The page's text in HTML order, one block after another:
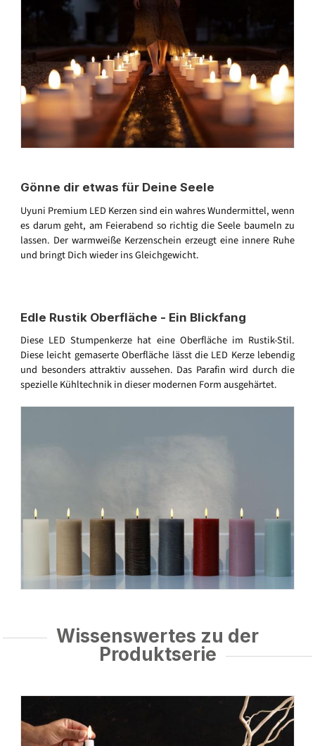
Gönne dir etwas für Deine Seele
Uyuni Premium LED Kerzen sind ein wahres Wundermittel, wenn
es darum geht, am Feierabend so richtig die Seele baumeln zu
lassen. Der warmweiße Kerzenschein erzeugt eine innere Ruhe
und bringt Dich wieder ins Gleichgewicht.
Edle Rustik Oberfläche - Ein Blickfang
Diese LED Stumpenkerze hat eine Oberfläche im Rustik-Stil.
Diese leicht gemaserte Oberfläche lässt die LED Kerze lebendig
und besonders attraktiv aussehen. Das Parafin wird durch die
spezielle Kühltechnik in dieser modernen Form ausgehärtet.
Wissenswertes zu der
Produktserie